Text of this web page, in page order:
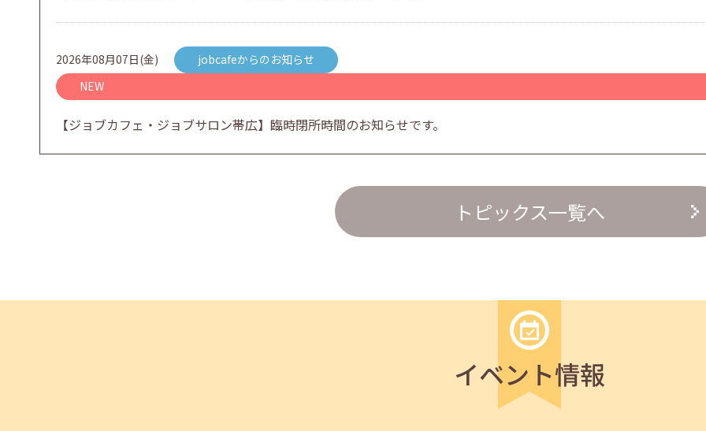
2026年08月07日(金)
jobcafeからのお知らせ
NEW
【ジョブカフェ・ジョブサロン帯広】臨時閉所時間のお知らせです。
2026年07月01日(水) 企業向け
企業様向けセミナー「現場を巻き込む！人事のための『越境人材育成』３ステップ」
トピックス一覧へ
イベント情報